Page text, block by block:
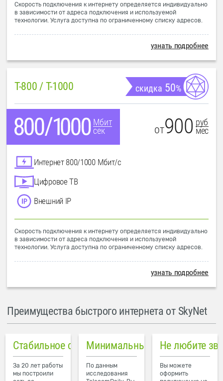
Скорость подключения к интернету определяется индивидуально
в зависимости от адреса подключения и используемой
технологии. Услуга доступна по ограниченному списку адресов.
узнать подробнее
T-800 / T-1000 скидка 50%
Мбит
сек
от900 руб
мес
Интернет 800/1000 Мбит/с
Цифровое ТВ
Внешний IP
Скорость подключения к интернету определяется индивидуально
в зависимости от адреса подключения и используемой
технологии. Услуга доступна по ограниченному списку адресов.
узнать подробнее
Преимущества быстрого интернета от SkyNet
Стабильное соединение
За 20 лет работы
мы построили
Минимальный пинг в городе
По данным
исследования
Не любите
Вы можете
оформить